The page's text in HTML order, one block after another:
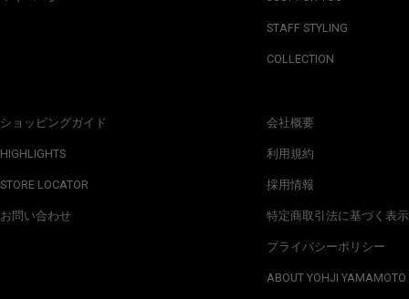
ショッピングガイド
HIGHLIGHTS
STORE LOCATOR
お問い合わせ
STAFF STYLING
COLLECTION
会社概要
利用規約
採用情報
特定商取引法に基づく表示
プライバシーポリシー
ABOUT YOHJI YAMAMOTO